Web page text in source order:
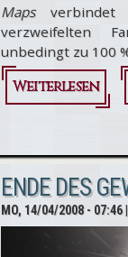
Maps
verbindet
verzweifelten
unbedingt zu 100
Weiterlesen
ENDE DES
MO, 14/04/2008 - 07:46|